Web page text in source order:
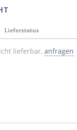
Lieferstatus
lieferbar, anfragen